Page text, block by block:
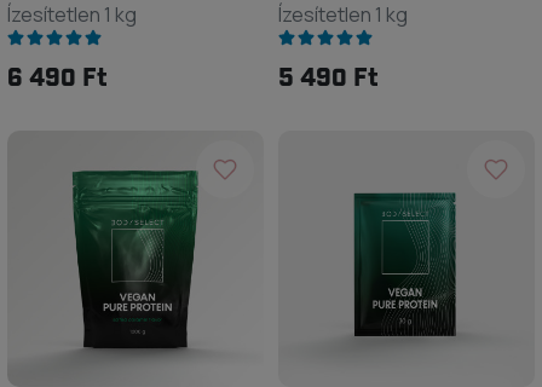
Ízesítetlen 1 kg
6 490 Ft
Ízesítetlen 1 kg
5 490 Ft